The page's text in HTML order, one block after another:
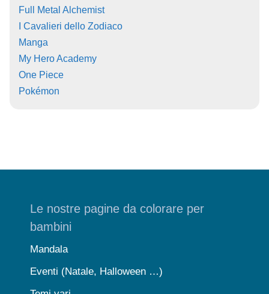
Full Metal Alchemist
I Cavalieri dello Zodiaco
Manga
My Hero Academy
One Piece
Pokémon
Le nostre pagine da colorare per
bambini
Mandala
Eventi (Natale, Halloween …)